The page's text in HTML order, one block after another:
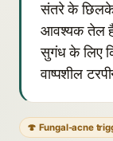
संतरे के छिलके
आवश्यक तेल
सुगंध के लिए
वाष्पशील
🍄 Fungal-acne